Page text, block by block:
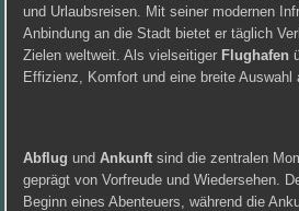
und Urlaubsreisen. Mit seiner modernen
Anbindung an die Stadt bietet er täglich
Zielen weltweit. Als vielseitiger Flughafen
Effizienz, Komfort und eine breite Auswahl
Abflug undAnkunft sind die zentralen
geprägt von Vorfreude und Wiedersehen.
Beginn eines Abenteuers, während die